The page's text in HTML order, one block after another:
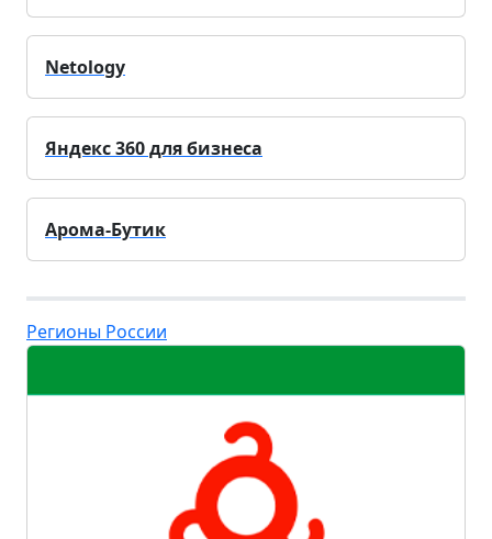
Netology
Яндекс 360 для бизнеса
Арома-Бутик
Регионы России